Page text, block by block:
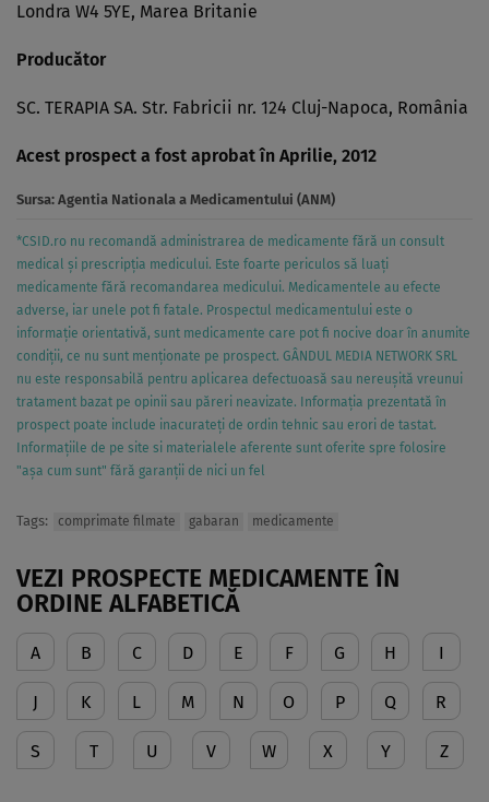
Londra W4 5YE, Marea Britanie
Producător
SC. TERAPIA SA. Str. Fabricii nr. 124 Cluj-Napoca, România
Acest prospect a fost aprobat în Aprilie, 2012
Sursa: Agentia Nationala a Medicamentului (ANM)
*CSID.ro nu recomandă administrarea de medicamente fără un consult
medical și prescripția medicului. Este foarte periculos să luați
medicamente fără recomandarea medicului. Medicamentele au efecte
adverse, iar unele pot fi fatale. Prospectul medicamentului este o
informație orientativă, sunt medicamente care pot fi nocive doar în anumite
condiții, ce nu sunt menționate pe prospect. GÂNDUL MEDIA NETWORK SRL
nu este responsabilă pentru aplicarea defectuoasă sau nereușită vreunui
tratament bazat pe opinii sau păreri neavizate. Informația prezentată în
prospect poate include inacurateți de ordin tehnic sau erori de tastat.
Informațiile de pe site si materialele aferente sunt oferite spre folosire
"așa cum sunt" fără garanții de nici un fel
Tags: comprimate filmate gabaran medicamente
VEZI PROSPECTE MEDICAMENTE ÎN
ORDINE ALFABETICĂ
A B C D E F G H I
J K L M N O P Q R
S T U V W X Y Z